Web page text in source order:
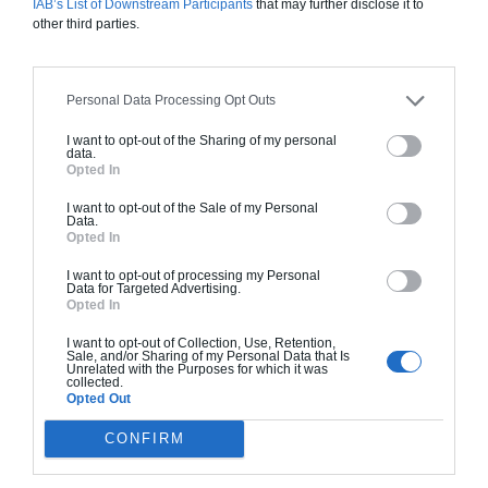
IAB’s List of Downstream Participants that may further disclose it to
other third parties.
Personal Data Processing Opt Outs
I want to opt-out of the Sharing of my personal
data.
Opted In
I want to opt-out of the Sale of my Personal
Data.
Opted In
I want to opt-out of processing my Personal
Data for Targeted Advertising.
Opted In
I want to opt-out of Collection, Use, Retention,
Sale, and/or Sharing of my Personal Data that Is
Unrelated with the Purposes for which it was
collected.
Opted Out
CONFIRM
Chiffrage estimatif pour : Fondations et normes
standards. Construction en ossature bois isolé.
inclut le gros oeuvre et le second oeuvre (cuisine,
peinture, sols...), mais exclut piscine, jardin et
À partir de
417 000€ TTC
Je la veux !
Construction BBC
Chiffrage estimatif pour : Fondations et normes